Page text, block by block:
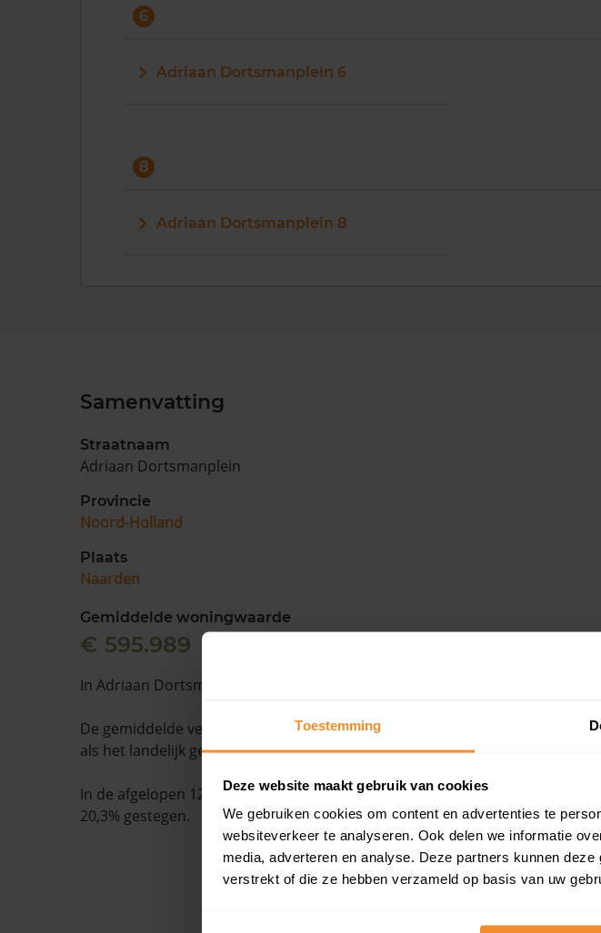
Toestemming
Deze website maakt gebruik van cookies
We gebruiken cookies om content en advertenties te
websiteverkeer te analyseren. Ook delen we informatie
media, adverteren en analyse. Deze partners kunnen
verstrekt of die ze hebben verzameld op basis van uw
6
Adriaan Dortsmanplein 6
8
Adriaan Dortsmanplein 8
Samenvatting
Straatnaam
Adriaan Dortsmanplein
Provincie
Noord-Holland
Plaats
Naarden
Gemiddelde woningwaarde
€ 595.989
In Adriaan Dortsmanplein staan 21 woningen.
De gemiddelde verkooptijd is 15 dagen. Dit ligt op het zelfde niveau
als het landelijk gemiddelde van 15 dagen.
In de afgelopen 12 maanden is de gemiddelde woningwaarde met
20,3% gestegen.